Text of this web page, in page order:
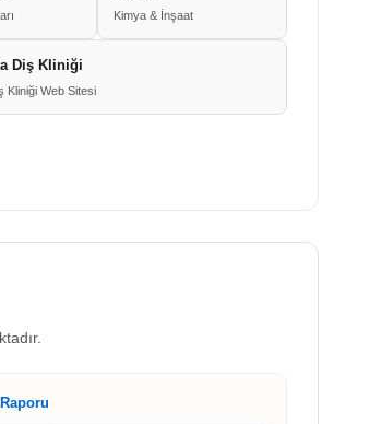
Kimya & İnşaat
Diş Kliniği
Kliniği Web Sitesi